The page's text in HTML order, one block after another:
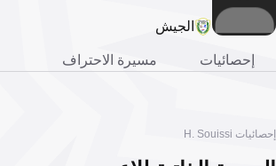
الجيش
إحصائيات مسيرة الاحتراف
إحصائيات H. Souissi